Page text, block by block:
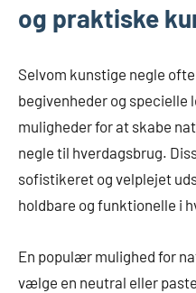
og praktiske
Selvom kunstige negle
begivenheder og specielle
muligheder for at skabe
negle til hverdagsbrug.
sofistikeret og velplejet
holdbare og funktionelle i
En populær mulighed for
vælge en neutral eller